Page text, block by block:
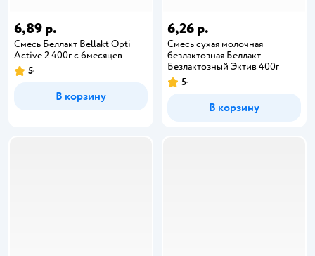
6,89 р.
Смесь Беллакт Bellakt Opti
Active 2 400г с 6месяцев
5
В корзину
6,26 р.
Смесь сухая молочная
безлактозная Беллакт
Безлактозный Эктив 400г
5
В корзину